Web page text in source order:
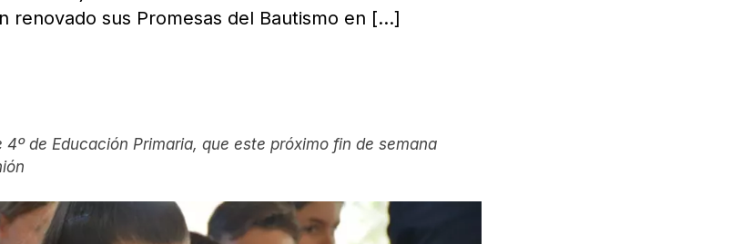
renovado sus Promesas del Bautismo en […]
de Educación Primaria, que este próximo fin de semana